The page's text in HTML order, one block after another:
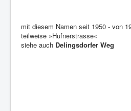
mit diesem Namen seit 1950 - von
teilweise »Hufnerstrasse«
siehe auch Delingsdorfer Weg